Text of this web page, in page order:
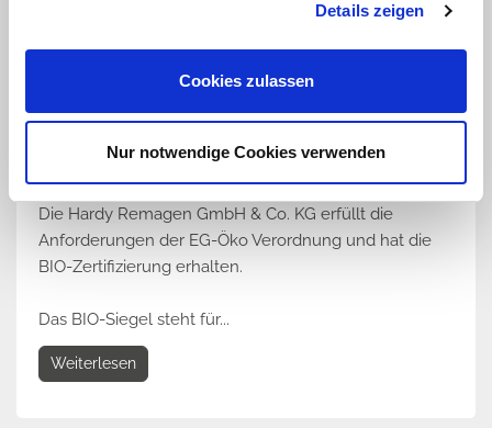
Details zeigen
Cookies zulassen
Nur notwendige Cookies verwenden
Bio-Zertifikat erhalten
Die Hardy Remagen GmbH & Co. KG erfüllt die
Anforderungen der EG-Öko Verordnung und hat die
BIO-Zertifizierung erhalten.
Das BIO-Siegel steht für...
Weiterlesen